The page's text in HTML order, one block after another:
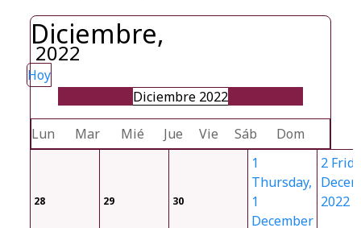
Diciembre,
2022
Hoy
Diciembre 2022
Lun Mar Mié Jue Vie Sáb Dom
28 29 30
1
Thursday,
1
December
2
2022